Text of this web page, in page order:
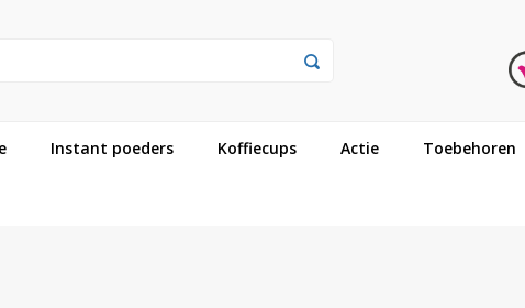
Instant poeders Koffiecups Actie Toebehoren